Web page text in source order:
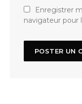
Enregistrer
navigateur pour